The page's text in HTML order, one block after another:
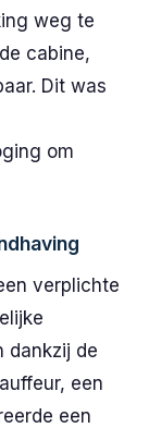
weg te
cabine,
Dit was
om
verplichte
dankzij de
een
een